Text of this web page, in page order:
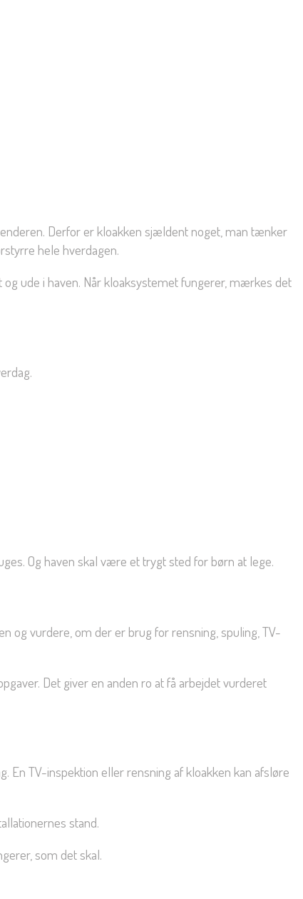
Derfor er kloakken sjældent noget, man tænker
hele hverdagen.
ude i haven. Når kloaksystemet fungerer, mærkes det
Og haven skal være et trygt sted for børn at lege.
og vurdere, om der er brug for rensning, spuling, TV-
Det giver en anden ro at få arbejdet vurderet
TV-inspektion eller rensning af kloakken kan afsløre
stand.
som det skal.